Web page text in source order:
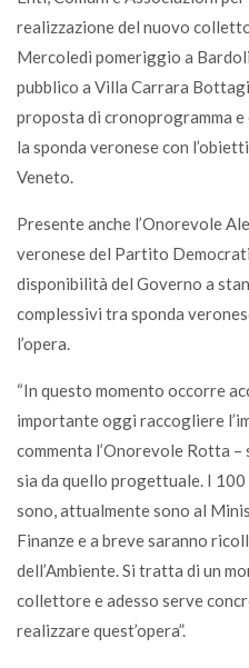
realizzazione del nuovo
Mercoledì pomeriggio a
pubblico a Villa Carrara
proposta di cronoprogramma
la sponda veronese con
Veneto.
Presente anche l’Onorevole
veronese del Partito
disponibilità del Governo a
complessivi tra sponda
l’opera.
“In questo momento occorre
importante oggi raccogliere
commenta l’Onorevole Rotta
sia da quello progettuale. I
sono, attualmente sono al
Finanze e a breve saranno
dell’Ambiente. Si tratta di un
collettore e adesso serve
realizzare quest’opera”.